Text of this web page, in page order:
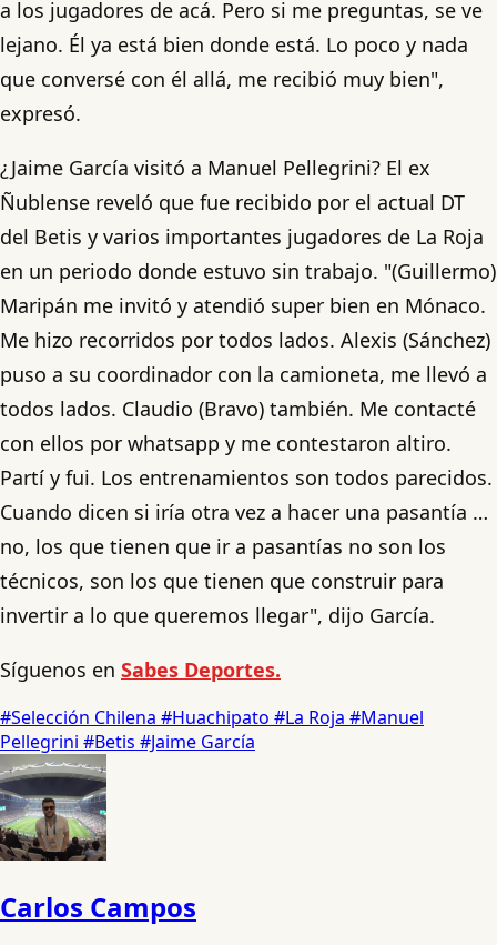
a los jugadores de acá. Pero si me preguntas, se ve
lejano. Él ya está bien donde está. Lo poco y nada
que conversé con él allá, me recibió muy bien",
expresó.
¿Jaime García visitó a Manuel Pellegrini? El ex
Ñublense reveló que fue recibido por el actual DT
del Betis y varios importantes jugadores de La Roja
en un periodo donde estuvo sin trabajo. "(Guillermo)
Maripán me invitó y atendió super bien en Mónaco.
Me hizo recorridos por todos lados. Alexis (Sánchez)
puso a su coordinador con la camioneta, me llevó a
todos lados. Claudio (Bravo) también. Me contacté
con ellos por whatsapp y me contestaron altiro.
Partí y fui. Los entrenamientos son todos parecidos.
Cuando dicen si iría otra vez a hacer una pasantía …
no, los que tienen que ir a pasantías no son los
técnicos, son los que tienen que construir para
invertir a lo que queremos llegar", dijo García.
Síguenos en Sabes Deportes.
#Selección Chilena #Huachipato #La Roja #Manuel
Pellegrini #Betis #Jaime García
Carlos Campos